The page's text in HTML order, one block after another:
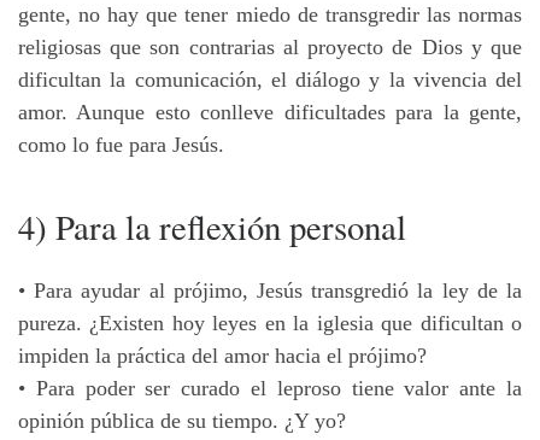
gente, no hay que tener miedo de transgredir las normas
religiosas que son contrarias al proyecto de Dios y que
dificultan la comunicación, el diálogo y la vivencia del
amor. Aunque esto conlleve dificultades para la gente,
como lo fue para Jesús.
4) Para la reflexión personal
• Para ayudar al prójimo, Jesús transgredió la ley de la
pureza. ¿Existen hoy leyes en la iglesia que dificultan o
impiden la práctica del amor hacia el prójimo?
• Para poder ser curado el leproso tiene valor ante la
opinión pública de su tiempo. ¿Y yo?